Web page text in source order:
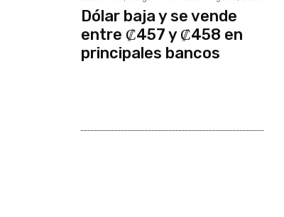
Dólar baja y se vende
entre ₡457 y ₡458 en
principales bancos